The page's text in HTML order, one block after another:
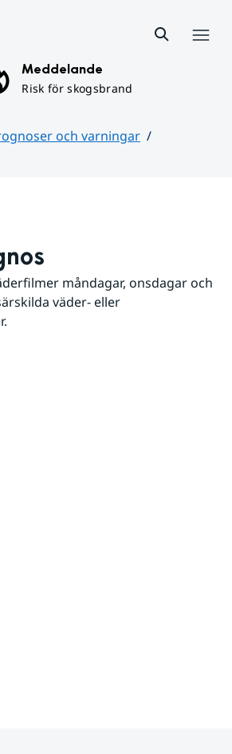
Meddelande
Risk för skogsbrand
och varningar
måndagar, onsdagar och
väder- eller